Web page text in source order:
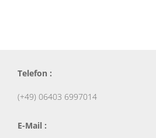
Telefon :
(+49) 06403 6997014
E-Mail :